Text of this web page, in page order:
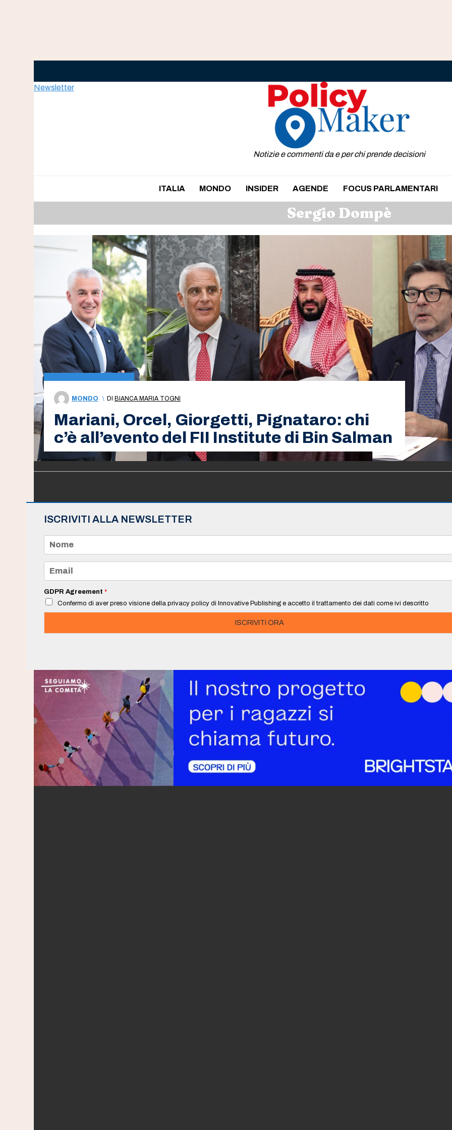
Newsletter
Notizie e commenti da e per chi prende decisioni
ITALIA MONDO INSIDER AGENDE FOCUS PARLAMENTARI
Sergio Dompè
MONDO \ DI BIANCA MARIA TOGNI
Mariani, Orcel, Giorgetti, Pignataro: chi
c’è all’evento del FII Institute di Bin Salman
ISCRIVITI ALLA NEWSLETTER
m
e
a
i
*
GDPR Agreement *
Confermo di aver preso visione della privacy policy di Innovative Publishing e accetto il trattamento dei dati come ivi descritto
ISCRIVITI ORA